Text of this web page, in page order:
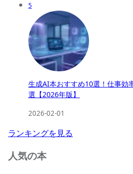
5
生成AI本おすすめ10選！仕事効
選【2026年版】
2026-02-01
ランキングを見る
人気の本